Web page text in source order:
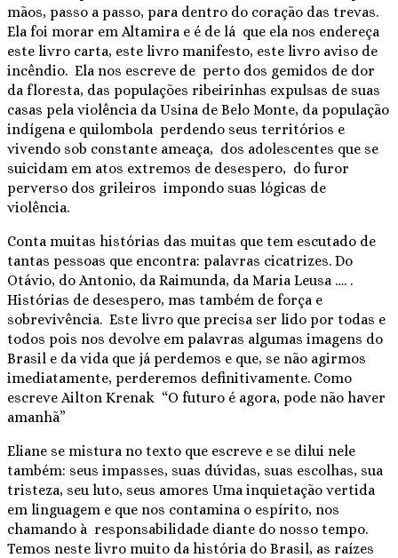
mãos, passo a passo, para dentro do coração das trevas.
Ela foi morar em Altamira e é de lá que ela nos endereça
este livro carta, este livro manifesto, este livro aviso de
incêndio. Ela nos escreve de perto dos gemidos de dor
da floresta, das populações ribeirinhas expulsas de suas
casas pela violência da Usina de Belo Monte, da população
indígena e quilombola perdendo seus territórios e
vivendo sob constante ameaça, dos adolescentes que se
suicidam em atos extremos de desespero, do furor
perverso dos grileiros impondo suas lógicas de
violência.
Conta muitas histórias das muitas que tem escutado de
tantas pessoas que encontra: palavras cicatrizes. Do
Otávio, do Antonio, da Raimunda, da Maria Leusa …. .
Histórias de desespero, mas também de força e
sobrevivência. Este livro que precisa ser lido por todas e
todos pois nos devolve em palavras algumas imagens do
Brasil e da vida que já perdemos e que, se não agirmos
imediatamente, perderemos definitivamente. Como
escreve Ailton Krenak “O futuro é agora, pode não haver
amanhã”
Eliane se mistura no texto que escreve e se dilui nele
também: seus impasses, suas dúvidas, suas escolhas, sua
tristeza, seu luto, seus amores Uma inquietação vertida
em linguagem e que nos contamina o espírito, nos
chamando à responsabilidade diante do nosso tempo.
Temos neste livro muito da história do Brasil, as raízes